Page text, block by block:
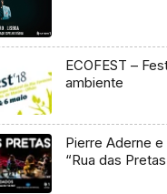
ECOFEST –
ambiente
Pierre Aderne
“Rua das